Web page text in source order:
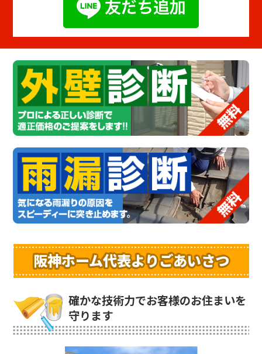
阪神ホーム代表よりごあいさつ
確かな技術力でお客様のお住まいを
守ります